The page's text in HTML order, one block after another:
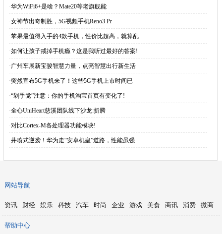
·华为WiFi6+是啥？Mate20等老旗舰能
·女神节出奇制胜，5G视频手机Reno3 Pr
·苹果最值得入手的4款手机，性价比超高，就算乱
·如何让孩子戒掉手机瘾？这是我听过最好的答案!
·广州车展新宝骏智慧力量，点亮智慧出行新生活
·突然宣布5G手机来了！这些5G手机上市时间已
·“剁手党”注意：你的手机淘宝首页有变化了!
·​全心UniHeart慈溪团队线下沙龙:折腾
·对比Cortex-M各处理器功能模块!
·井喷式逆袭！华为走“安卓机皇”道路，性能虽强
网站导航
资讯 财经 娱乐 科技 汽车 时尚 企业 游戏 美食 商讯 消费 微商
帮助中心